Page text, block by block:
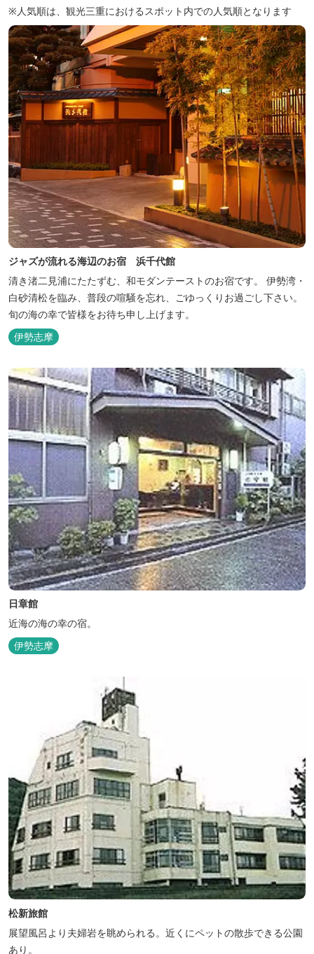
※人気順は、観光三重におけるスポット内での人気順となります
ジャズが流れる海辺のお宿 浜千代館
清き渚二見浦にたたずむ、和モダンテーストのお宿です。 伊勢湾・
白砂清松を臨み、普段の喧騒を忘れ、ごゆっくりお過ごし下さい。
旬の海の幸で皆様をお待ち申し上げます。
伊勢志摩
日章館
近海の海の幸の宿。
伊勢志摩
松新旅館
展望風呂より夫婦岩を眺められる。近くにペットの散歩できる公園
あり。